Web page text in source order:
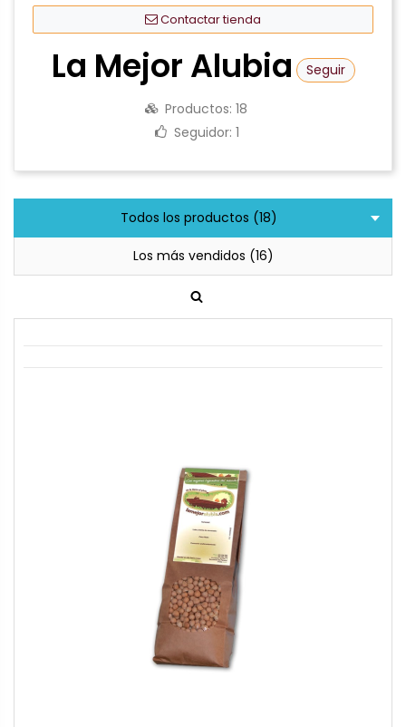
Contactar tienda
La Mejor Alubia Seguir
Productos: 18
Seguidor: 1
Todos los productos (18)
Los más vendidos (16)